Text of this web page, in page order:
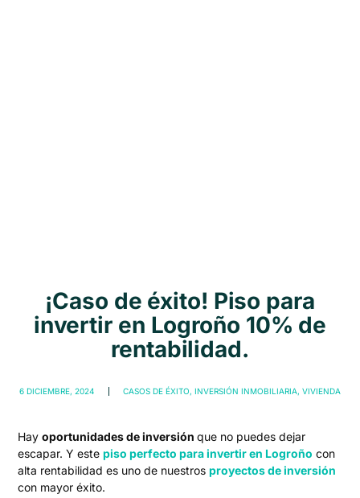
¡Caso de éxito! Piso para
invertir en Logroño 10% de
rentabilidad.
6 DICIEMBRE, 2024 CASOS DE ÉXITO, INVERSIÓN INMOBILIARIA, VIVIENDA
Hayoportunidades de inversiónque no puedes dejar
escapar. Y estepiso perfecto para invertir en Logroño con
alta rentabilidad es uno de nuestrosproyectos de inversión
con mayor éxito.